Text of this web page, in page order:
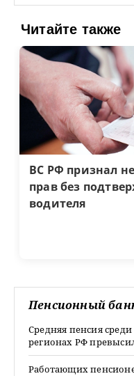
Читайте также
ВС РФ признал
прав без
водителя
Пенсионный
Средняя пенсия
регионах РФ
Работающих